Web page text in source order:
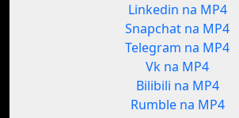
Linkedin na MP4
Snapchat na MP4
Telegram na MP4
Vk na MP4
Bilibili na MP4
Rumble na MP4